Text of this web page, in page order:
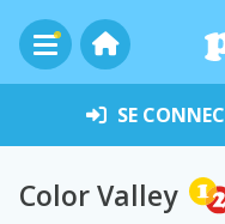
SE
Color Valley